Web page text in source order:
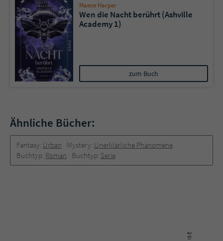
Maeve Harper
Wen die Nacht berührt (Ashville
Academy 1)
zum Buch
Ähnliche Bücher:
Fantasy: Urban Mystery: Unerklärliche Phänomene
Buchtyp: Roman Buchtyp: Serie